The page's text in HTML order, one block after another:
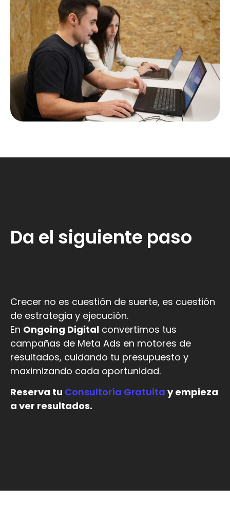
Da el siguiente paso
Crecer no es cuestión de suerte, es cuestión
de estrategia y ejecución.
En Ongoing Digital convertimos tus
campañas de Meta Ads en motores de
resultados, cuidando tu presupuesto y
maximizando cada oportunidad.
Reserva tu Consultoría Gratuita y empieza
a ver resultados.